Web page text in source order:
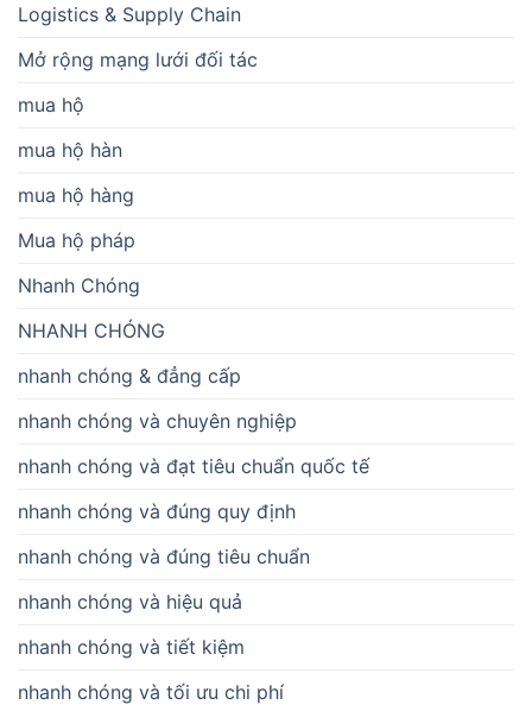
Logistics & Supply Chain
Mở rộng mạng lưới đối tác
mua hộ
mua hộ hàn
mua hộ hàng
Mua hộ pháp
Nhanh Chóng
NHANH CHÓNG
nhanh chóng & đẳng cấp
nhanh chóng và chuyên nghiệp
nhanh chóng và đạt tiêu chuẩn quốc tế
nhanh chóng và đúng quy định
nhanh chóng và đúng tiêu chuẩn
nhanh chóng và hiệu quả
nhanh chóng và tiết kiệm
nhanh chóng và tối ưu chi phí